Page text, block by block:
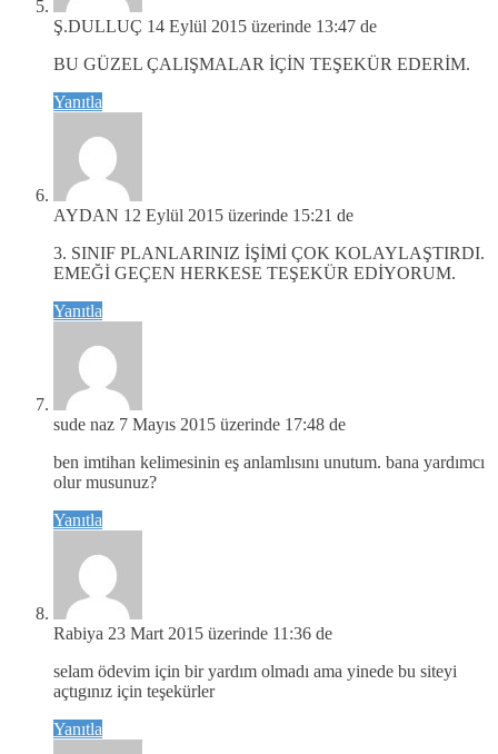
Ş.DULLUÇ 14 Eylül 2015 üzerinde 13:47 de
BU GÜZEL ÇALIŞMALAR İÇİN TEŞEKÜR EDERİM.
Yanıtla
AYDAN 12 Eylül 2015 üzerinde 15:21 de
3. SINIF PLANLARINIZ İŞİMİ ÇOK KOLAYLAŞTIRDI.
EMEĞİ GEÇEN HERKESE TEŞEKÜR EDİYORUM.
Yanıtla
sude naz 7 Mayıs 2015 üzerinde 17:48 de
ben imtihan kelimesinin eş anlamlısını unutum. bana yardımcı
olur musunuz?
Yanıtla
Rabiya 23 Mart 2015 üzerinde 11:36 de
selam ödevim için bir yardım olmadı ama yinede bu siteyi
açtıgınız için teşekürler
Yanıtla